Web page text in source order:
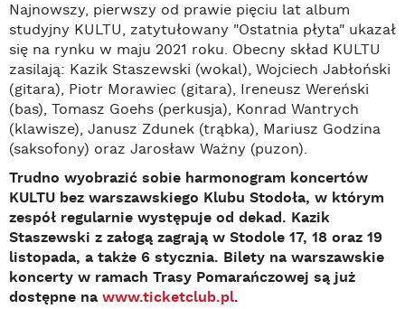
Najnowszy, pierwszy od prawie pięciu lat album
studyjny KULTU, zatytułowany "Ostatnia płyta" ukazał
się na rynku w maju 2021 roku. Obecny skład KULTU
zasilają: Kazik Staszewski (wokal), Wojciech Jabłoński
(gitara), Piotr Morawiec (gitara), Ireneusz Wereński
(bas), Tomasz Goehs (perkusja), Konrad Wantrych
(klawisze), Janusz Zdunek (trąbka), Mariusz Godzina
(saksofony) oraz Jarosław Ważny (puzon).
Trudno wyobrazić sobie harmonogram koncertów
KULTU bez warszawskiego Klubu Stodoła, w którym
zespół regularnie występuje od dekad. Kazik
Staszewski z załogą zagrają w Stodole 17, 18 oraz 19
listopada, a także 6 stycznia. Bilety na warszawskie
koncerty w ramach Trasy Pomarańczowej są już
dostępne na www.ticketclub.pl.